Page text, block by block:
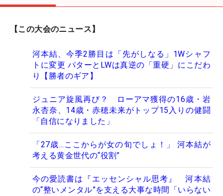
【この大会のニュース】
河本結、今季2勝目は「先がしなる」1Wシャフ
トに変更 パターとLWは真逆の「重硬」にこだわ
り【勝者のギア】
ジュニア旋風再び？ ローアマ獲得の16歳・岩
永杏奈、14歳・赤穂未来がトップ15入りの健闘
「自信になりました」
「27歳…ここからが女の旬でしょ！」 河本結が
考える黄金世代の“役割”
今の愛読書は『エッセンシャル思考』 河本結
の“整いメンタル”を支える大事な時間「いらない